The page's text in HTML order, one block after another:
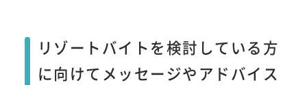
リゾートバイトを検討している方
に向けてメッセージやアドバイス